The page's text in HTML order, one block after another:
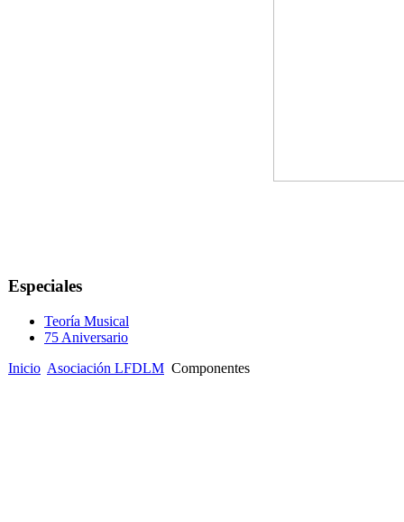
Especiales
Teoría Musical
75 Aniversario
Inicio Asociación LFDLM Componentes